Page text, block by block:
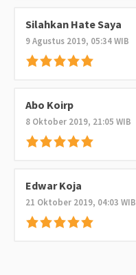
Silahkan Hate Saya
9 Agustus 2019, 05:34 WIB
Abo Koirp
8 Oktober 2019, 21:05 WIB
Edwar Koja
21 Oktober 2019, 04:03 WIB